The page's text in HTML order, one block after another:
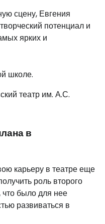
сцену, Евгения
потенциал и
ярких и
школе.
театр им. А.С.
в
карьеру в театре еще
роль второго
что было для нее
развиваться в